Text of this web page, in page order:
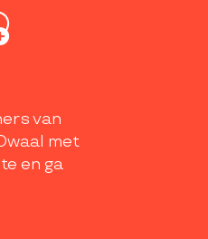
aux
van
met
en ga